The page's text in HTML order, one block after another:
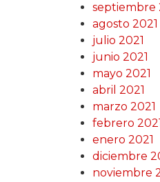
septiembre
agosto 2021
julio 2021
junio 2021
mayo 2021
abril 2021
marzo 2021
febrero 2021
enero 2021
diciembre
noviembre